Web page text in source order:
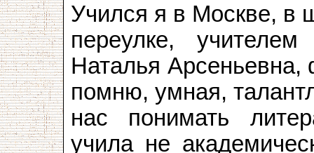
Учился я в Москве, в
переулке,
Наталья
помню, умная,
нас понимать
учила не